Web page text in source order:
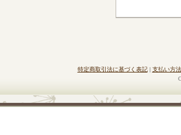
特定商取引法に基づく表記| 支払い方